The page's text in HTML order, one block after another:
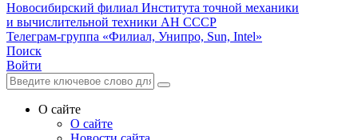
Новосибирский филиал Института точной механики
и вычислительной техники АН СССР
Телеграм-группа «Филиал, Унипро, Sun, Intel»
Поиск
Войти
О сайте
О сайте